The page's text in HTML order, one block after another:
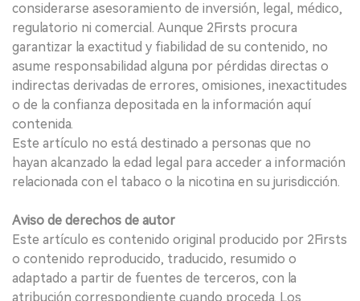
considerarse asesoramiento de inversión, legal, médico,
regulatorio ni comercial. Aunque 2Firsts procura
garantizar la exactitud y fiabilidad de su contenido, no
asume responsabilidad alguna por pérdidas directas o
indirectas derivadas de errores, omisiones, inexactitudes
o de la confianza depositada en la información aquí
contenida.
Este artículo no está destinado a personas que no
hayan alcanzado la edad legal para acceder a información
relacionada con el tabaco o la nicotina en su jurisdicción.
Aviso de derechos de autor
Este artículo es contenido original producido por 2Firsts
o contenido reproducido, traducido, resumido o
adaptado a partir de fuentes de terceros, con la
atribución correspondiente cuando proceda. Los